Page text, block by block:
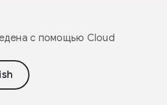
с помощью Cloud